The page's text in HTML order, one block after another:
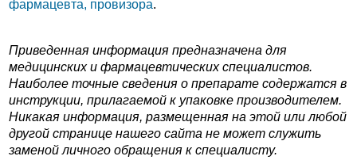
фармацевта, провизора.
Приведенная информация предназначена для
медицинских и фармацевтических специалистов.
Наиболее точные сведения о препарате содержатся в
инструкции, прилагаемой к упаковке производителем.
Никакая информация, размещенная на этой или любой
другой странице нашего сайта не может служить
заменой личного обращения к специалисту.